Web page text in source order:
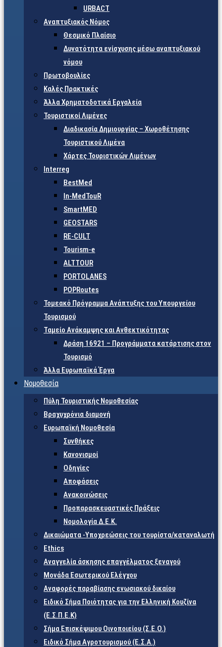
URBACT
Αναπτυξιακός Νόμος
Θεσμικό Πλαίσιο
Δυνατότητα ενίσχυσης μέσω αναπτυξιακού
νόμου
Πρωτοβουλίες
Καλές Πρακτικές
Άλλα Χρηματοδοτικά Εργαλεία
Τουριστικοί Λιμένες
Διαδικασία Δημιουργίας – Χωροθέτησης
Τουριστικού Λιμένα
Χάρτες Τουριστικών Λιμένων
Interreg
BestMed
In-MedTouR
SmartMED
GEOSTARS
RE-CULT
Tourism-e
ALTTOUR
PORTOLANES
POPRoutes
Τομεακό Πρόγραμμα Ανάπτυξης του Υπουργείου
Τουρισμού
Ταμείο Ανάκαμψης και Ανθεκτικότητας
Δράση 16921 – Προγράμματα κατάρτισης στον
Τουρισμό
Άλλα Ευρωπαϊκά Έργα
Νομοθεσία
Πύλη Τουριστικής Νομοθεσίας
Βραχυχρόνια διαμονή
Ευρωπαϊκή Νομοθεσία
Συνθήκες
Κανονισμοί
Οδηγίες
Αποφάσεις
Ανακοινώσεις
Προπαρασκευαστικές Πράξεις
Νομολογία Δ.Ε.Κ.
Δικαιώματα -Υποχρεώσεις του τουρίστα/καταναλωτή
Ethics
Αναγγελία άσκησης επαγγέλματος ξεναγού
Μονάδα Εσωτερικού Ελέγχου
Αναφορές παραβίασης ενωσιακού δικαίου
Ειδικό Σήμα Ποιότητας για την Ελληνική Κουζίνα
(Ε.Σ.Π.Ε.Κ)
Σήμα Επισκέψιμου Οινοποιείου (Σ.Ε.Ο.)
Ειδικό Σήμα Αγροτουρισμού (Ε.Σ.Α.)